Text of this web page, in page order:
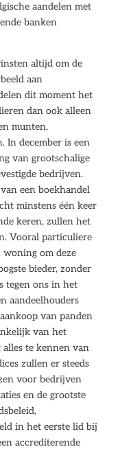
aandelen met
banken
altijd om de
aan
dit moment het
dan ook alleen
munten,
In december is een
van grootschalige
bedrijven.
een boekhandel
minstens één keer
keren, zullen het
Vooral particuliere
woning om deze
bieder, zonder
tegen ons in het
aandeelhouders
van panden
van het
te kennen van
zullen er steeds
voor bedrijven
en de grootste
in het eerste lid bij
accrediterende